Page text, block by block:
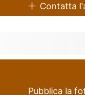
Contatta
Pubblica la